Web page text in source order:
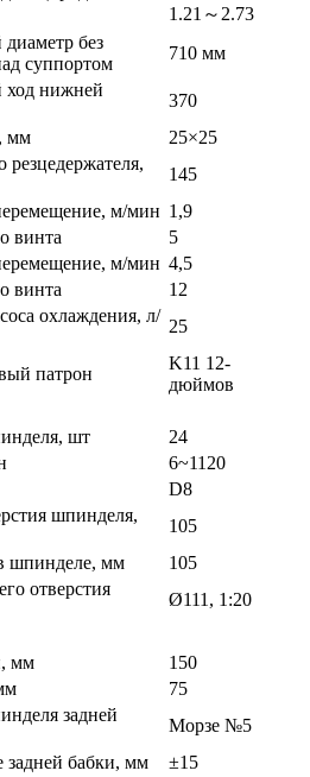
1.21～2.73
без
суппортом
710 мм
нижней
370
мм
25×25
145
м/мин 1,9
винта
5
м/мин 4,5
винта
12
охлаждения, л/
25
патрон
K11 12-
дюймов
шт
24
6~1120
D8
шпинделя,
105
шпинделе, мм
105
отверстия
Ø111, 1:20
мм
150
75
задней
Морзе №5
задней бабки, мм
±15